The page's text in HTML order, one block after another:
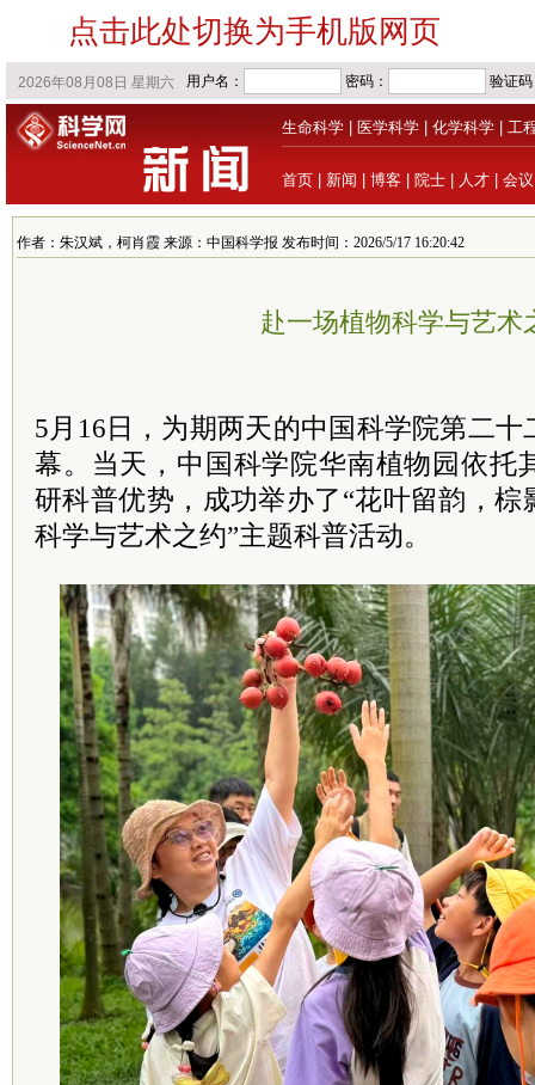
点击此处切换为手机版网页
生命科学 医学科学 化学科学 工
首页 新闻 博客 院士 人才 会议
作者：朱汉斌，柯肖霞 来源：中国科学报 发布时间：2026/5/17 16:20:42
赴一场植物科学与艺术
5月16日，为期两天的中国科学院第二
幕。当天，中国科学院华南植物园依托
研科普优势，成功举办了“花叶留韵，
科学与艺术之约”主题科普活动。